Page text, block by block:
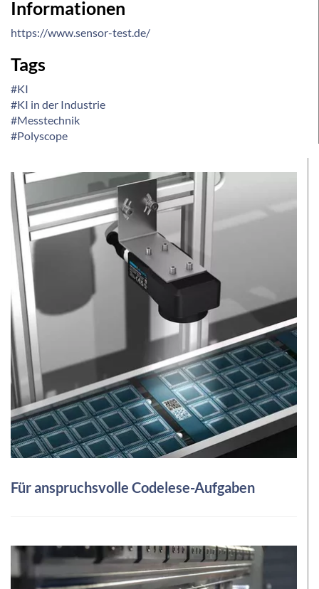
Informationen
https://www.sensor-test.de/
Tags
#KI
#KI in der Industrie
#Messtechnik
#Polyscope
Für anspruchsvolle Codelese-Aufgaben